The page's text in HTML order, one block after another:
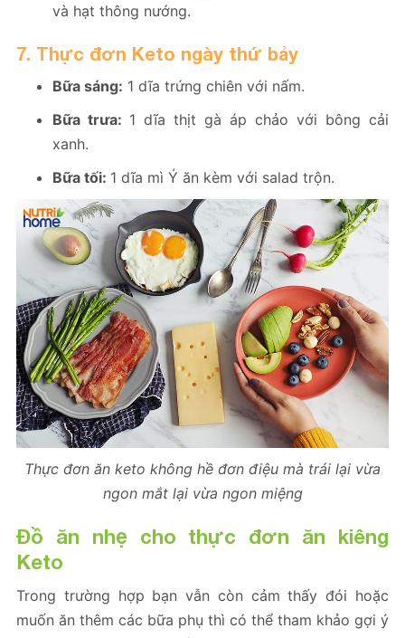
và hạt thông nướng.
7. Thực đơn Keto ngày thứ bảy
Bữa sáng: 1 dĩa trứng chiên với nấm.
Bữa trưa: 1 dĩa thịt gà áp chảo với bông cải
xanh.
Bữa tối: 1 dĩa mì Ý ăn kèm với salad trộn.
Thực đơn ăn keto không hề đơn điệu mà trái lại vừa
ngon mắt lại vừa ngon miệng
Đồ ăn nhẹ cho thực đơn ăn kiêng
Keto
Trong trường hợp bạn vẫn còn cảm thấy đói hoặc
muốn ăn thêm các bữa phụ thì có thể tham khảo gợi ý